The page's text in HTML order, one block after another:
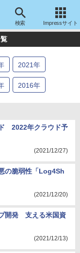
検索 Impressサイト
2021年
2016年
2006年
2022年クラウド予
(2021/12/27)
の脆弱性「Log4Sh
(2021/12/20)
開発 支える米国資
(2021/12/13)